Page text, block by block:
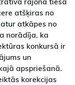
atšķiras no
atkāpes no
norādīja, ka
konkursā ir
un
apspriešanā.
korekcijas